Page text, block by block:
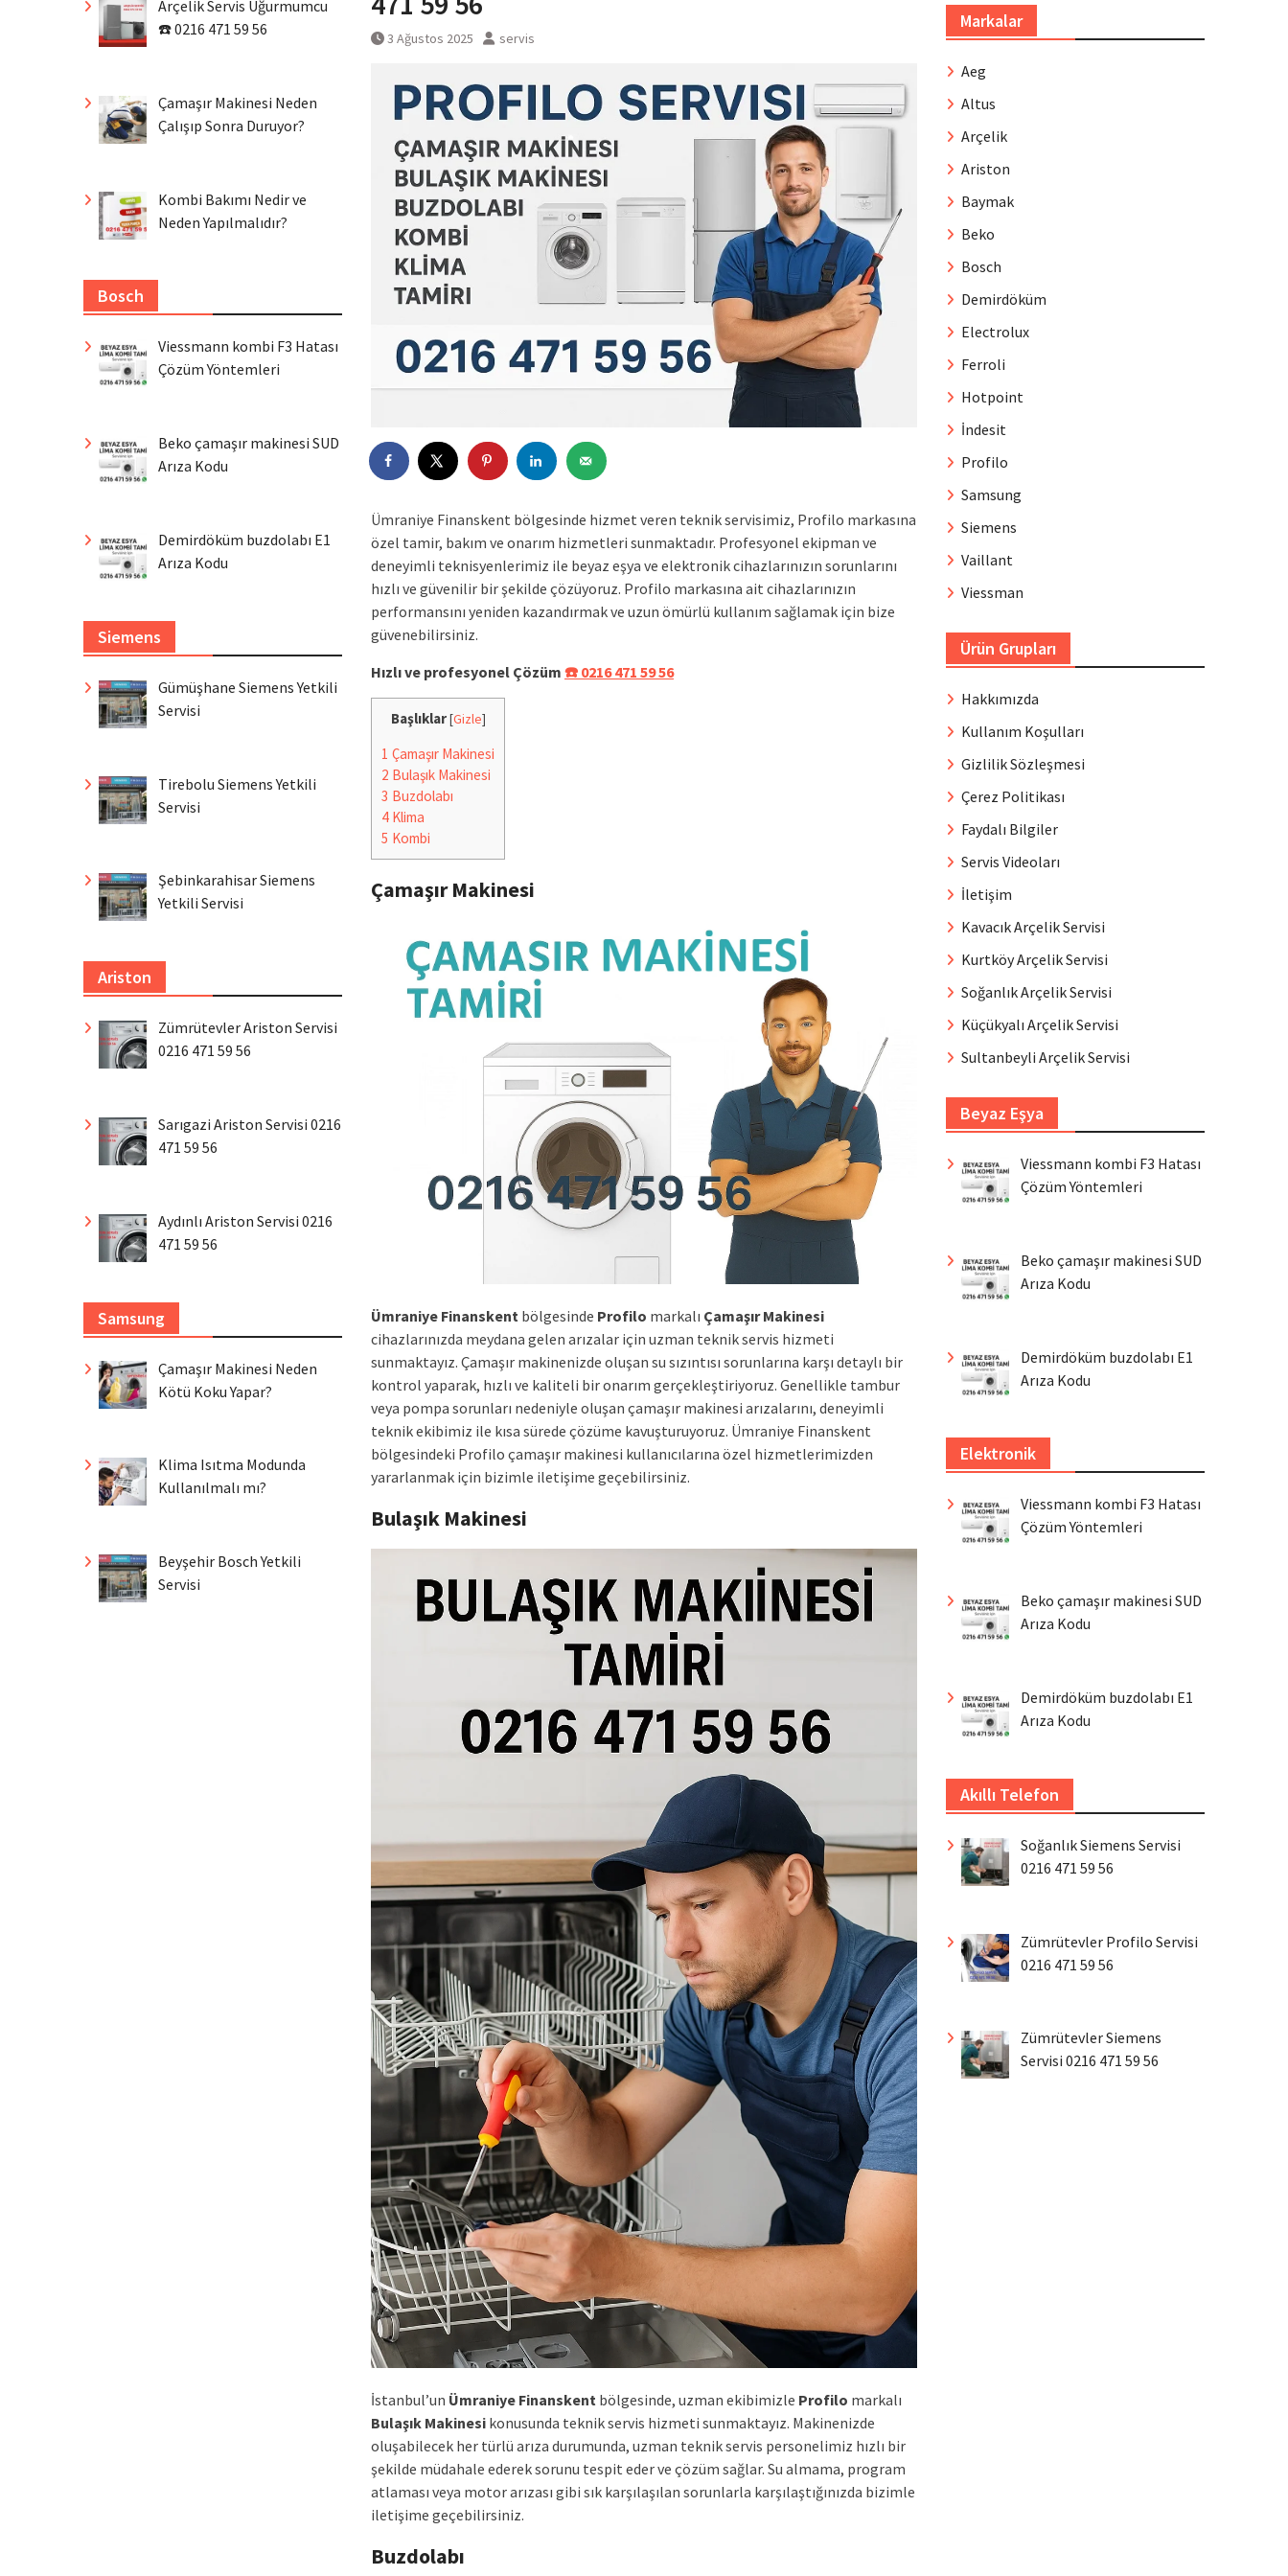
3 Ağustos 2025 servis
Ümraniye Finanskent bölgesinde hizmet veren teknik servisimiz, Profilo markasına
özel tamir, bakım ve onarım hizmetleri sunmaktadır. Profesyonel ekipman ve
deneyimli teknisyenlerimiz ile beyaz eşya ve elektronik cihazlarınızın sorunlarını
hızlı ve güvenilir bir şekilde çözüyoruz. Profilo markasına ait cihazlarınızın
performansını yeniden kazandırmak ve uzun ömürlü kullanım sağlamak için bize
güvenebilirsiniz.
Hızlı ve profesyonel Çözüm ☎️ 0216 471 59 56
Başlıklar [Gizle]
1 Çamaşır Makinesi
2 Bulaşık Makinesi
3 Buzdolabı
4 Klima
5 Kombi
Çamaşır Makinesi
Ümraniye Finanskent bölgesinde Profilo markalı Çamaşır Makinesi
cihazlarınızda meydana gelen arızalar için uzman teknik servis hizmeti
sunmaktayız. Çamaşır makinenizde oluşan su sızıntısı sorunlarına karşı detaylı bir
kontrol yaparak, hızlı ve kaliteli bir onarım gerçekleştiriyoruz. Genellikle tambur
veya pompa sorunları nedeniyle oluşan çamaşır makinesi arızalarını, deneyimli
teknik ekibimiz ile kısa sürede çözüme kavuşturuyoruz. Ümraniye Finanskent
bölgesindeki Profilo çamaşır makinesi kullanıcılarına özel hizmetlerimizden
yararlanmak için bizimle iletişime geçebilirsiniz.
Bulaşık Makinesi
İstanbul’un Ümraniye Finanskent bölgesinde, uzman ekibimizle Profilo markalı
Bulaşık Makinesi konusunda teknik servis hizmeti sunmaktayız. Makinenizde
oluşabilecek her türlü arıza durumunda, uzman teknik servis personelimiz hızlı bir
şekilde müdahale ederek sorunu tespit eder ve çözüm sağlar. Su almama, program
atlaması veya motor arızası gibi sık karşılaşılan sorunlarla karşılaştığınızda bizimle
iletişime geçebilirsiniz.
Buzdolabı
Markalar
Aeg
Altus
Arçelik
Ariston
Baymak
Beko
Bosch
Demirdöküm
Electrolux
Ferroli
Hotpoint
İndesit
Profilo
Samsung
Siemens
Vaillant
Viessman
Ürün Grupları
Hakkımızda
Kullanım Koşulları
Gizlilik Sözleşmesi
Çerez Politikası
Faydalı Bilgiler
Servis Videoları
İletişim
Kavacık Arçelik Servisi
Kurtköy Arçelik Servisi
Soğanlık Arçelik Servisi
Küçükyalı Arçelik Servisi
Sultanbeyli Arçelik Servisi
Beyaz Eşya
Viessmann kombi F3 Hatası
Çözüm Yöntemleri
Beko çamaşır makinesi SUD
Arıza Kodu
Demirdöküm buzdolabı E1
Arıza Kodu
Elektronik
Viessmann kombi F3 Hatası
Çözüm Yöntemleri
Beko çamaşır makinesi SUD
Arıza Kodu
Demirdöküm buzdolabı E1
Arıza Kodu
Akıllı Telefon
Soğanlık Siemens Servisi
0216 471 59 56
Zümrütevler Profilo Servisi
0216 471 59 56
Zümrütevler Siemens
Servisi 0216 471 59 56
Arçelik Servis Uğurmumcu
☎️ 0216 471 59 56
Çamaşır Makinesi Neden
Çalışıp Sonra Duruyor?
Kombi Bakımı Nedir ve
Neden Yapılmalıdır?
Bosch
Viessmann kombi F3 Hatası
Çözüm Yöntemleri
Beko çamaşır makinesi SUD
Arıza Kodu
Demirdöküm buzdolabı E1
Arıza Kodu
Siemens
Gümüşhane Siemens Yetkili
Servisi
Tirebolu Siemens Yetkili
Servisi
Şebinkarahisar Siemens
Yetkili Servisi
Ariston
Zümrütevler Ariston Servisi
0216 471 59 56
Sarıgazi Ariston Servisi 0216
471 59 56
Aydınlı Ariston Servisi 0216
471 59 56
Samsung
Çamaşır Makinesi Neden
Kötü Koku Yapar?
Klima Isıtma Modunda
Kullanılmalı mı?
Beyşehir Bosch Yetkili
Servisi